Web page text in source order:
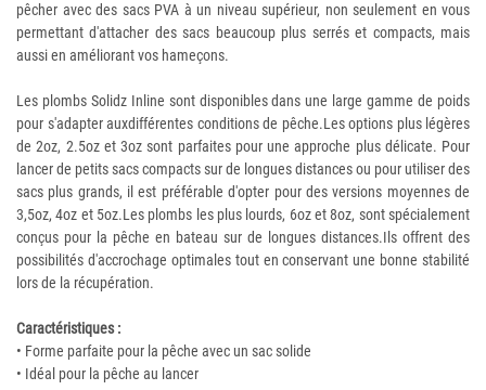
pêcher avec des sacs PVA à un niveau supérieur, non seulement en vous
permettant d'attacher des sacs beaucoup plus serrés et compacts, mais
aussi en améliorant vos hameçons.
Les plombs Solidz Inline sont disponibles dans une large gamme de poids
pour s'adapter auxdifférentes conditions de pêche.Les options plus légères
de 2oz, 2.5oz et 3oz sont parfaites pour une approche plus délicate. Pour
lancer de petits sacs compacts sur de longues distances ou pour utiliser des
sacs plus grands, il est préférable d'opter pour des versions moyennes de
3,5oz, 4oz et 5oz.Les plombs les plus lourds, 6oz et 8oz, sont spécialement
conçus pour la pêche en bateau sur de longues distances.Ils offrent des
possibilités d'accrochage optimales tout en conservant une bonne stabilité
lors de la récupération.
Caractéristiques :
• Forme parfaite pour la pêche avec un sac solide
• Idéal pour la pêche au lancer